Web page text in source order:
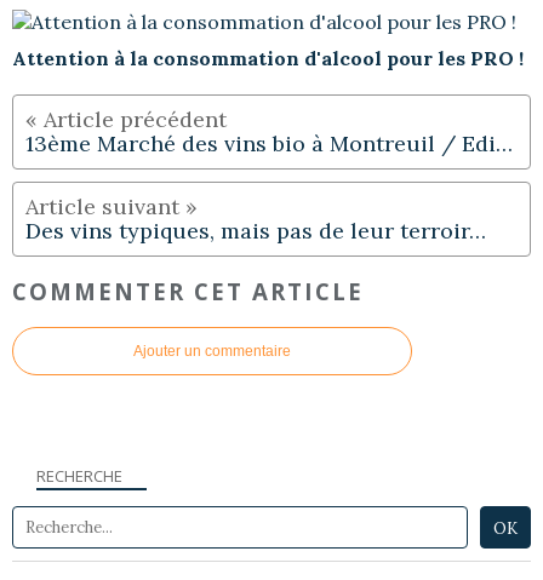
Attention à la consommation d'alcool pour les PRO !
13ème Marché des vins bio à Montreuil / Edition 2015
Des vins typiques, mais pas de leur terroir…
COMMENTER CET ARTICLE
Ajouter un commentaire
RECHERCHE